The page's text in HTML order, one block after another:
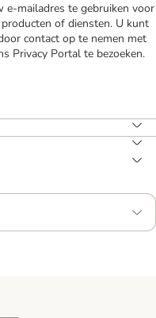
e-mailadres te gebruiken voor
of diensten. U kunt
contact op te nemen met
Privacy Portal te bezoeken.